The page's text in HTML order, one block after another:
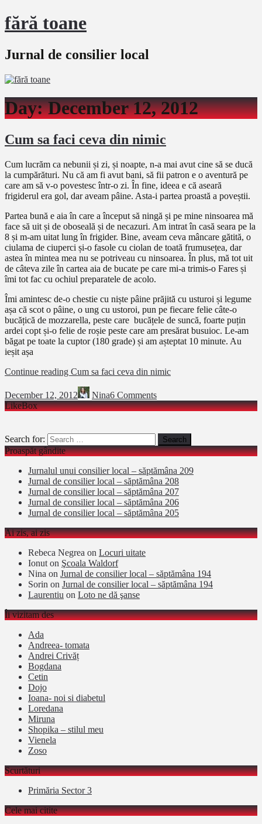
fără toane
Jurnal de consilier local
Day:December 12, 2012
Cum sa faci ceva din nimic
Cum lucrăm ca nebunii și zi, și noapte, n-a mai avut cine să se ducă
la cumpărături. Nu că am fi avut bani, să fii patron e o aventură pe
care am să v-o povestesc într-o zi. În fine, ideea e că aseară
frigiderul era gol, dar aveam pâine. Asta-i partea proastă a poveștii.
Partea bună e aia în care a început să ningă și pe mine ninsoarea mă
face să uit și de oboseală și de necazuri. Am intrat în casă seara pe la
8 și m-am uitat lung în frigider. Bine, aveam ceva mâncare gătită, o
ciulama de ciuperci și-o fasole cu ciolan de toată frumusețea, dar
astea în mintea mea nu se potriveau cu ninsoarea. În plus, mă tot uit
de câteva zile în cartea aia de bucate pe care mi-a trimis-o Fares și
îmi tot fac cu ochiul preparatele de acolo.
Îmi amintesc de-o chestie cu niște pâine prăjită cu usturoi și legume
așa că scot o pâine, o ung cu ustoroi, pun pe fiecare felie câte-o
bucățică de mozzarella, peste care bucățele de suncă, foarte puțin
ardei copt și-o felie de roșie peste care am presărat busuioc. Le-am
băgat pe toate la cuptor (180 grade) și am așteptat 10 minute. Au
ieșit așa
Continue reading Cum sa faci ceva din nimic
December 12, 2012 Nina6 Comments
LikeBox
Search for:
Proaspăt gândite
Jurnalul unui consilier local – săptămâna 209
Jurnal de consilier local – săptămâna 208
Jurnal de consilier local – săptămâna 207
Jurnal de consilier local – săptămâna 206
Jurnal de consilier local – săptămâna 205
Ai zis, ai zis
Rebeca Negrea on Locuri uitate
Ionut on Şcoala Waldorf
Nina on Jurnal de consilier local – săptămâna 194
Sorin on Jurnal de consilier local – săptămâna 194
Laurentiu on Loto ne dă şanse
Îi vizitam des
Ada
Andreea- tomata
Andrei Crivăț
Bogdana
Cetin
Dojo
Ioana- noi si diabetul
Loredana
Miruna
Shopika – stilul meu
Vienela
Zoso
Scurtături
Primăria Sector 3
Cele mai citite